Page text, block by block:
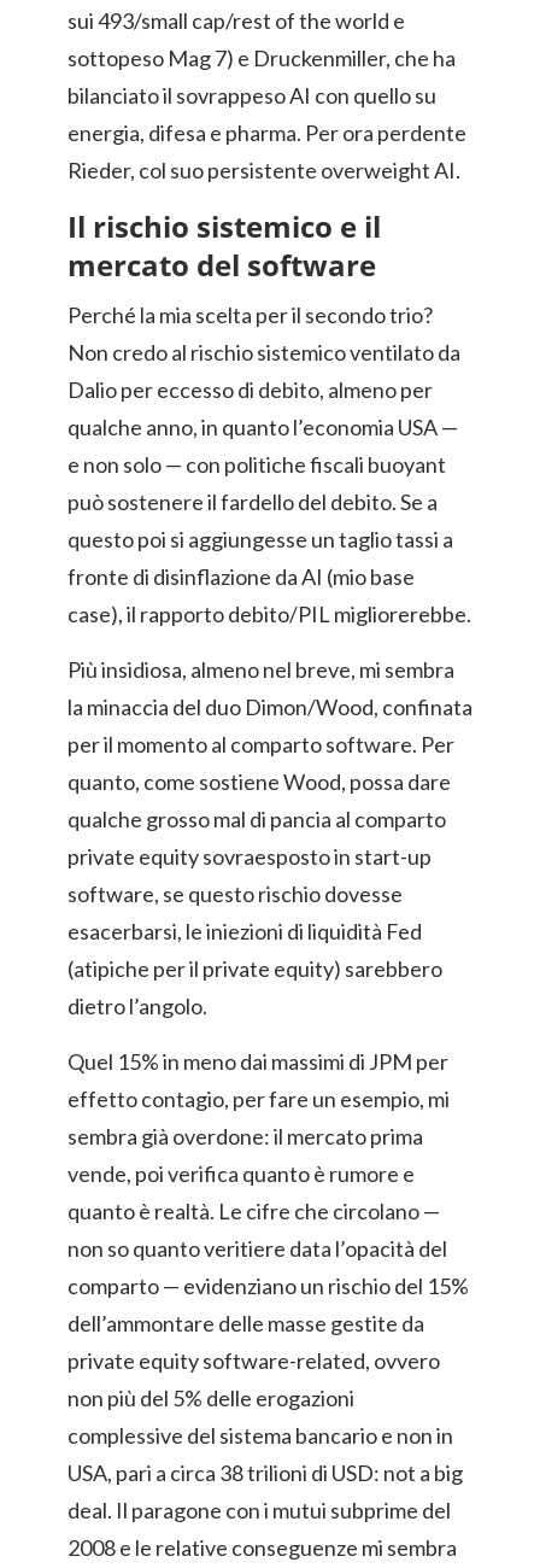
sui 493/small cap/rest of the world e
sottopeso Mag 7) e Druckenmiller, che ha
bilanciato il sovrappeso AI con quello su
energia, difesa e pharma. Per ora perdente
Rieder, col suo persistente overweight AI.
Il rischio sistemico e il
mercato del software
Perché la mia scelta per il secondo trio?
Non credo al rischio sistemico ventilato da
Dalio per eccesso di debito, almeno per
qualche anno, in quanto l’economia USA —
e non solo — con politiche fiscali buoyant
può sostenere il fardello del debito. Se a
questo poi si aggiungesse un taglio tassi a
fronte di disinflazione da AI (mio base
case), il rapporto debito/PIL migliorerebbe.
Più insidiosa, almeno nel breve, mi sembra
la minaccia del duo Dimon/Wood, confinata
per il momento al comparto software. Per
quanto, come sostiene Wood, possa dare
qualche grosso mal di pancia al comparto
private equity sovraesposto in start-up
software, se questo rischio dovesse
esacerbarsi, le iniezioni di liquidità Fed
(atipiche per il private equity) sarebbero
dietro l’angolo.
Quel 15% in meno dai massimi di JPM per
effetto contagio, per fare un esempio, mi
sembra già overdone: il mercato prima
vende, poi verifica quanto è rumore e
quanto è realtà. Le cifre che circolano —
non so quanto veritiere data l’opacità del
comparto — evidenziano un rischio del 15%
dell’ammontare delle masse gestite da
private equity software-related, ovvero
non più del 5% delle erogazioni
complessive del sistema bancario e non in
USA, pari a circa 38 trilioni di USD: not a big
deal. Il paragone con i mutui subprime del
2008 e le relative conseguenze mi sembra